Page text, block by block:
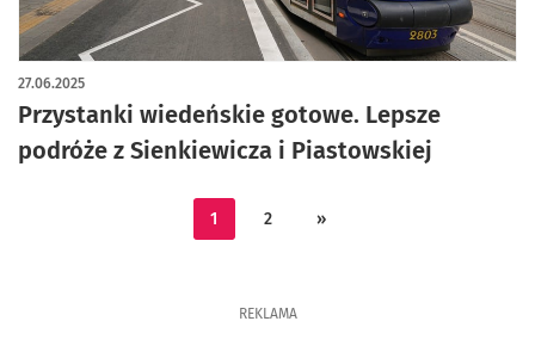
Przystanki wiedeńskie gotowe. Lepsze
podróże z Sienkiewicza i Piastowskiej
27.06.2025
artykuł z galerią zdjęć
1 2 »
REKLAMA